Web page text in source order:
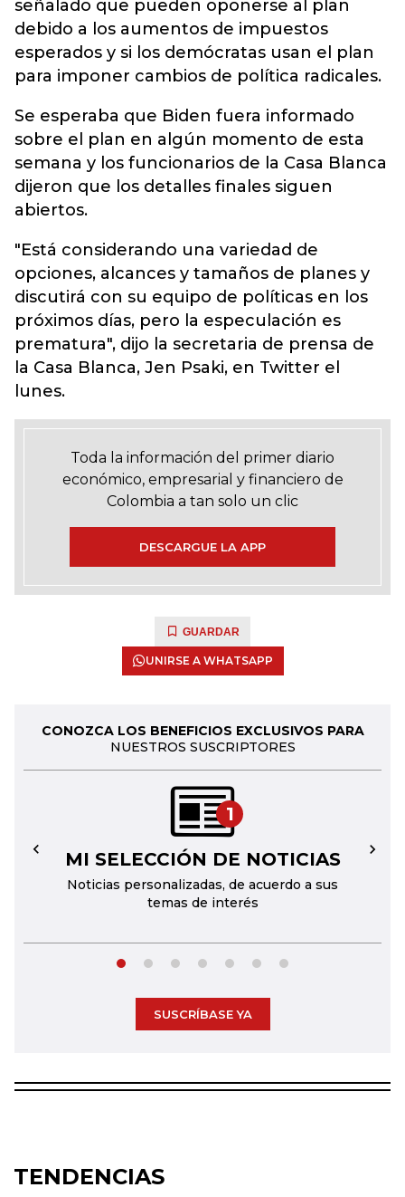
señalado que pueden oponerse al plan
debido a los aumentos de impuestos
esperados y si los demócratas usan el plan
para imponer cambios de política radicales.
Se esperaba que Biden fuera informado
sobre el plan en algún momento de esta
semana y los funcionarios de la Casa Blanca
dijeron que los detalles finales siguen
abiertos.
"Está considerando una variedad de
opciones, alcances y tamaños de planes y
discutirá con su equipo de políticas en los
próximos días, pero la especulación es
prematura", dijo la secretaria de prensa de
la Casa Blanca, Jen Psaki, en Twitter el
lunes.
Toda la información del primer diario
económico, empresarial y financiero de
Colombia a tan solo un clic
DESCARGUE LA APP
GUARDAR
UNIRSE A WHATSAPP
CONOZCA LOS BENEFICIOS EXCLUSIVOS PARA
NUESTROS SUSCRIPTORES
1
MI SELECCIÓN DE NOTICIAS
Noticias personalizadas, de acuerdo a sus
temas de interés
← →
SUSCRÍBASE YA
TENDENCIAS